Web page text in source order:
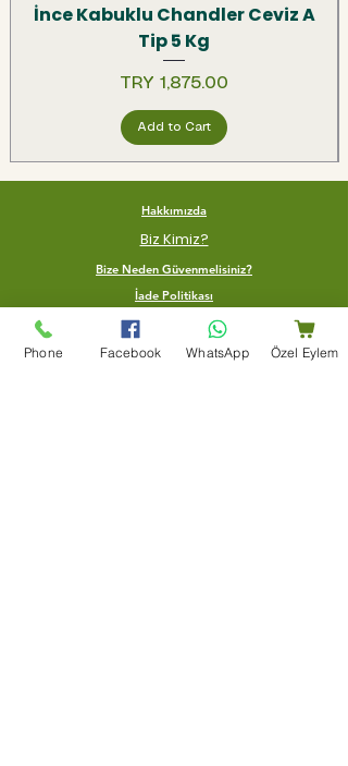
İnce Kabuklu Chandler Ceviz A
Tip 5 Kg
Price
TRY 1,875.00
Add to Cart
Hakkımızda
Biz Kimiz?
Bize Neden Güvenmelisiniz?
İade Politikası
Gönderim politikası
Phone Facebook WhatsApp Özel Eylem